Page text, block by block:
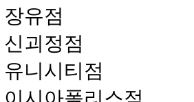
장유점
신괴정점
유니시티점